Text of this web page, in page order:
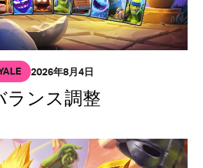
2026年8月4日
ランス調整